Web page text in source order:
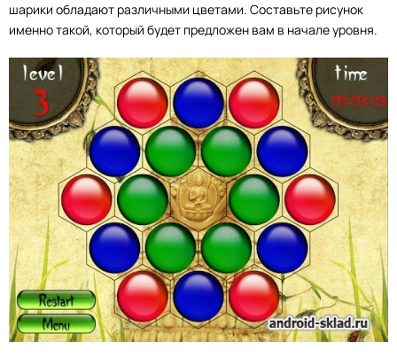
шарики обладают различными цветами. Составьте рисунок
именно такой, который будет предложен вам в начале уровня.